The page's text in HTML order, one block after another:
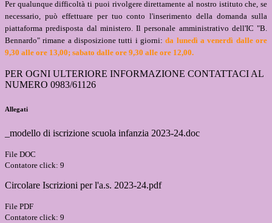
Per qualunque difficoltà ti puoi rivolgere direttamente al nostro istituto che, se
necessario, può effettuare per tuo conto l'inserimento della domanda sulla
piattaforma predisposta dal ministero. Il personale amministrativo dell'IC "B.
Bennardo" rimane a disposizione tutti i giorni:da lunedì a venerdì dalle ore
9,30 alle ore 13,00; sabato dalle ore 9,30 alle ore 12,00.
PER OGNI ULTERIORE INFORMAZIONE CONTATTACI AL
NUMERO 0983/61126
Allegati
_modello di iscrizione scuola infanzia 2023-24.doc
File DOC
Contatore click: 9
Circolare Iscrizioni per l'a.s. 2023-24.pdf
File PDF
Contatore click: 9